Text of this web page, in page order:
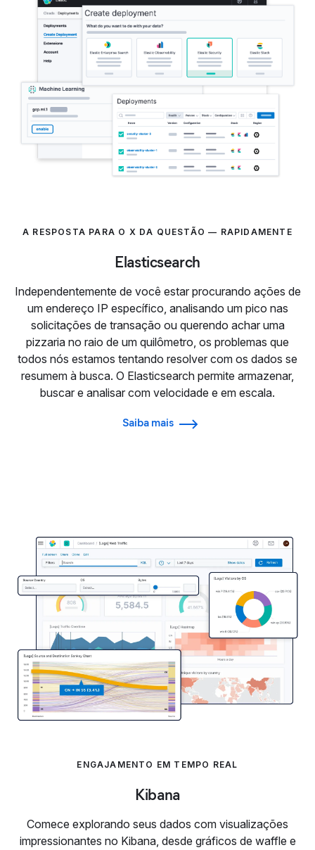
A RESPOSTA PARA O X DA QUESTÃO — RAPIDAMENTE
Elasticsearch
Independentemente de você estar procurando ações de
um endereço IP específico, analisando um pico nas
solicitações de transação ou querendo achar uma
pizzaria no raio de um quilômetro, os problemas que
todos nós estamos tentando resolver com os dados se
resumem à busca. O Elasticsearch permite armazenar,
buscar e analisar com velocidade e em escala.
Saiba mais
ENGAJAMENTO EM TEMPO REAL
Kibana
Comece explorando seus dados com visualizações
impressionantes no Kibana, desde gráficos de waffle e